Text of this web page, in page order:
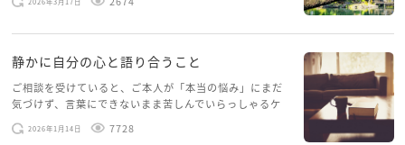
稿してみようと思います。少し自分のことを書いてみま
静かに自分の心と語り合うこと
ご相談を受けていると、ご本人が「本当の悩み」にまだ
気づけず、言葉にできないまま苦しんでいらっしゃるケ
ースがありますお悩みというのは、心の深いところ（深
層心理）に触れることで、まったく違う角度から解決の
2026年1月14日 7728